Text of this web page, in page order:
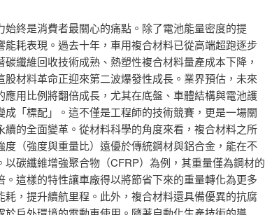
終是消費者最關心的痛點。除了電池能量密度的提
耗表現。過去十年，車用複合材料已從高端超跑逐步
纖維回收技術成熟、熱塑性複合材料量產成本下降，
材料革命正迎來第二波爆發性成長。業界預估，未來
應用比例將翻倍成長，尤其在底盤、車體結構與電池護
「標配」。這不僅是工程師的技術競賽，更是一場關
的全面變革。從材料科學的角度來看，複合材料之所
（強度與重量比）遠優於傳統鋼材與鋁合金，能在不
碳纖維增強聚合物（CFRP）為例，其重量僅為鋼材的
這樣的特性讓車廠得以將節省下來的重量轉化為更多
耗，提升續航里程。此外，複合材料還具備優異的抗腐